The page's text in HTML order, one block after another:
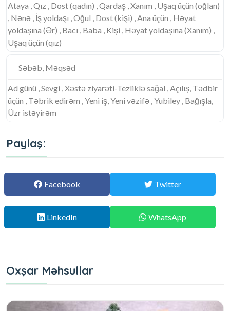
Ataya , Qız , Dost (qadın) , Qardaş , Xanım , Uşaq üçün (oğlan)
, Nənə , İş yoldaşı , Oğul , Dost (kişi) , Ana üçün , Həyat
yoldaşına (Ər) , Bacı , Baba , Kişi , Həyat yoldaşına (Xanım) ,
Uşaq üçün (qız)
Səbəb, Məqsəd
Ad günü , Sevgi , Xəstə ziyarəti-Tezliklə sağal , Açılış, Tədbir
üçün , Təbrik edirəm , Yeni iş, Yeni vəzifə , Yubiley , Bağışla,
Üzr istəyirəm
Paylaş:
Facebook Twitter
LinkedIn WhatsApp
Oxşar Məhsullar